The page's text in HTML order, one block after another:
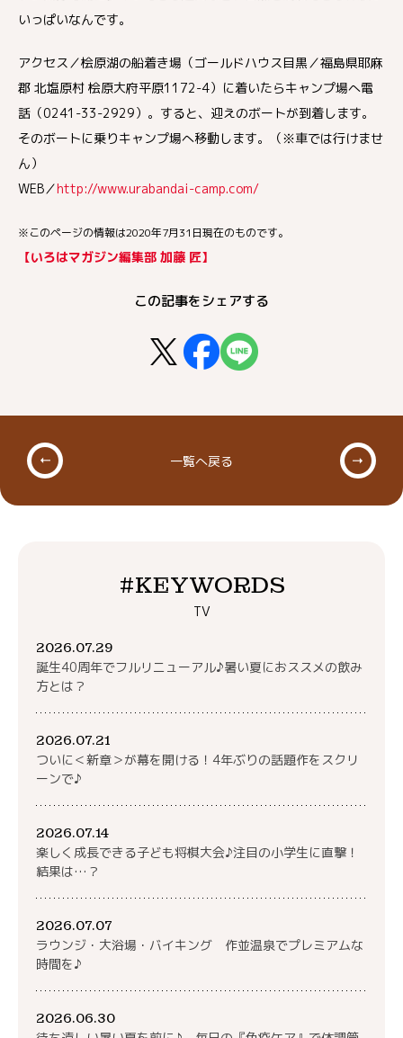
いっぱいなんです。
アクセス／桧原湖の船着き場（ゴールドハウス目黒／福島県耶麻
郡 北塩原村 桧原大府平原1172-4）に着いたらキャンプ場へ電
話（0241-33-2929）。すると、迎えのボートが到着します。
そのボートに乗りキャンプ場へ移動します。（※車では行けませ
ん）
WEB／http://www.urabandai-camp.com/
※このページの情報は2020年7月31日現在のものです。
【いろはマガジン編集部 加藤 匠】
この記事をシェアする
一覧へ戻る
#KEYWORDS
TV
2026.07.29
誕生40周年でフルリニューアル♪暑い夏におススメの飲み
方とは？
2026.07.21
ついに＜新章＞が幕を開ける！4年ぶりの話題作をスクリ
ーンで♪
2026.07.14
楽しく成長できる子ども将棋大会♪注目の小学生に直撃！
結果は…？
2026.07.07
ラウンジ・大浴場・バイキング 作並温泉でプレミアムな
時間を♪
2026.06.30